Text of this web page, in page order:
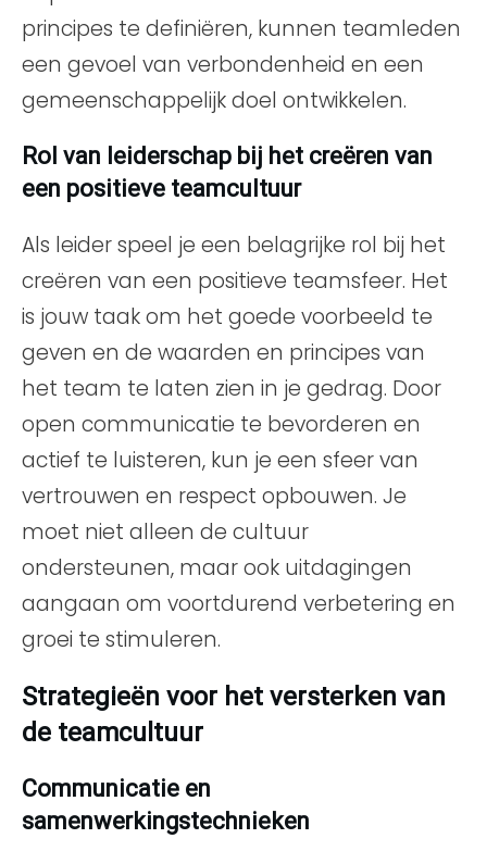
principes te definiëren, kunnen teamleden
een gevoel van verbondenheid en een
gemeenschappelijk doel ontwikkelen.
Rol van leiderschap bij het creëren van
een positieve teamcultuur
Als leider speel je een belagrijke rol bij het
creëren van een positieve teamsfeer. Het
is jouw taak om het goede voorbeeld te
geven en de waarden en principes van
het team te laten zien in je gedrag. Door
open communicatie te bevorderen en
actief te luisteren, kun je een sfeer van
vertrouwen en respect opbouwen. Je
moet niet alleen de cultuur
ondersteunen, maar ook uitdagingen
aangaan om voortdurend verbetering en
groei te stimuleren.
Strategieën voor het versterken van
de teamcultuur
Communicatie en
samenwerkingstechnieken